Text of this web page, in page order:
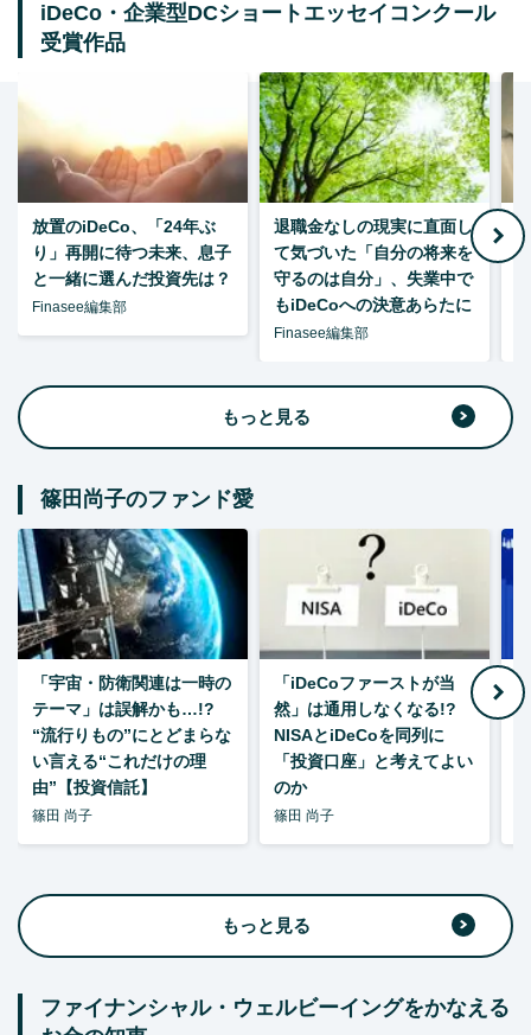
iDeCo・企業型DCショートエッセイコンクール
受賞作品
放置のiDeCo、「24年ぶ
り」再開に待つ未来、息子
と一緒に選んだ投資先は？
Finasee編集部
退職金なしの現実に直面し
て気づいた「自分の将来を
守るのは自分」、失業中で
もiDeCoへの決意あらたに
Finasee編集部
もっと見る
篠田尚子のファンド愛
「宇宙・防衛関連は一時の
テーマ」は誤解かも…!?
“流行りもの”にとどまらな
い言える“これだけの理
由”【投資信託】
篠田 尚子
「iDeCoファーストが当
然」は通用しなくなる!?
NISAとiDeCoを同列に
「投資口座」と考えてよい
のか
篠田 尚子
もっと見る
ファイナンシャル・ウェルビーイングをかなえる